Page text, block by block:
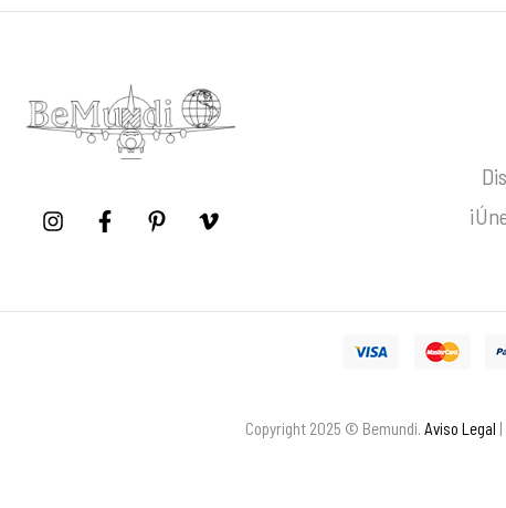
Copyright 2025 © Bemundi.Aviso Legal |